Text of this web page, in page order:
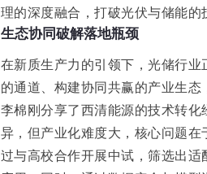
理的深度融合，打破光伏与储能的
生态协同破解落地瓶颈
在新质生产力的引领下，光储行业
的通道、构建协同共赢的产业生态
李棉刚分享了西清能源的技术转
异，但产业化难度大，核心问题
过与高校合作开展中试，筛选出